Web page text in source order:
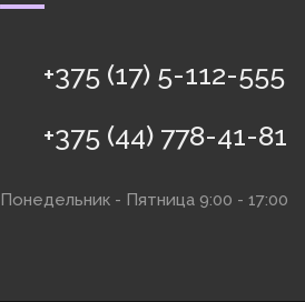
+375 (17) 5-112-555
+375 (44) 778-41-81
Понедельник - Пятница 9:00 - 17:00